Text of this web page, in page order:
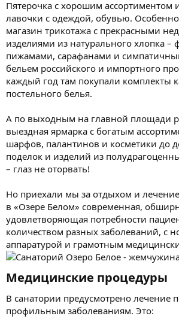
Пятерочка с хорошим ассортиментом
лавочки с одеждой, обувью.
магазин трикотажа с прекрасными
изделиями из натурального хлопка –
пижамами, сарафанами и
бельем российского и импортного
каждый год там покупали комплекты
постельного белья.
А по выходным на главной площади
выездная ярмарка с богатым
шарфов, палантинов и косметики до
поделок и изделий из
– глаз не оторвать!
Но приехали мы за отдыхом и
в «Озере Белом» современная,
удовлетворяющая потребности
количеством разных заболеваний, с
аппаратурой и грамотным
Медицинские процедуры​
В санатории предусмотрено лечение
профильным заболеваниям. Это: